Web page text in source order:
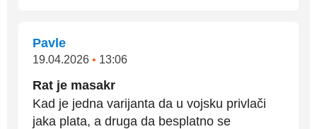
Pavle
19.04.2026 • 13:06
Rat je masakr
Kad je jedna varijanta da u vojsku privlači
jaka plata, a druga da besplatno se